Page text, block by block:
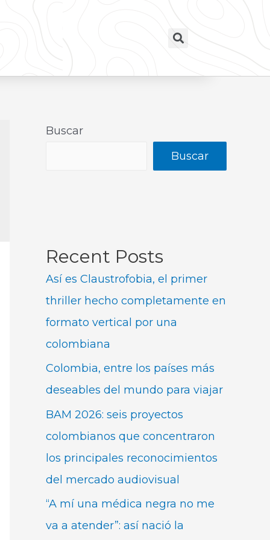
Buscar
Buscar
Recent Posts
Así es Claustrofobia, el primer
thriller hecho completamente en
formato vertical por una
colombiana
Colombia, entre los países más
deseables del mundo para viajar
BAM 2026: seis proyectos
colombianos que concentraron
los principales reconocimientos
del mercado audiovisual
“A mí una médica negra no me
va a atender”: así nació la